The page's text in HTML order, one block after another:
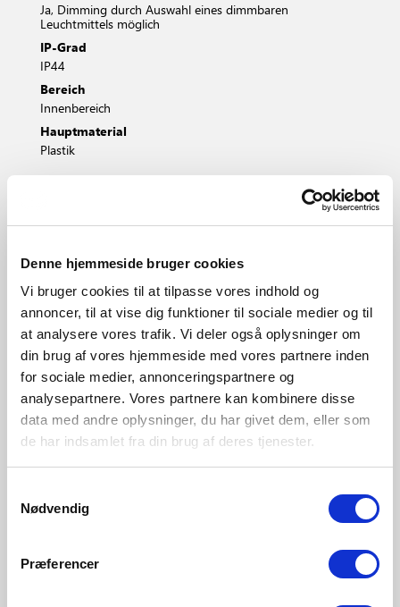
Denne hjemmeside bruger cookies
Vi bruger cookies til at tilpasse vores indhold og
annoncer, til at vise dig funktioner til sociale medier og til
at analysere vores trafik. Vi deler også oplysninger om
din brug af vores hjemmeside med vores partnere inden
for sociale medier, annonceringspartnere og
analysepartnere. Vores partnere kan kombinere disse
data med andre oplysninger, du har givet dem, eller som
de har indsamlet fra din brug af deres tjenester.
Nødvendig
Præferencer
Ja, Dimming durch Auswahl eines dimmbaren
Leuchtmittels möglich
IP-Grad
IP44
Bereich
Innenbereich
Hauptmaterial
Plastik